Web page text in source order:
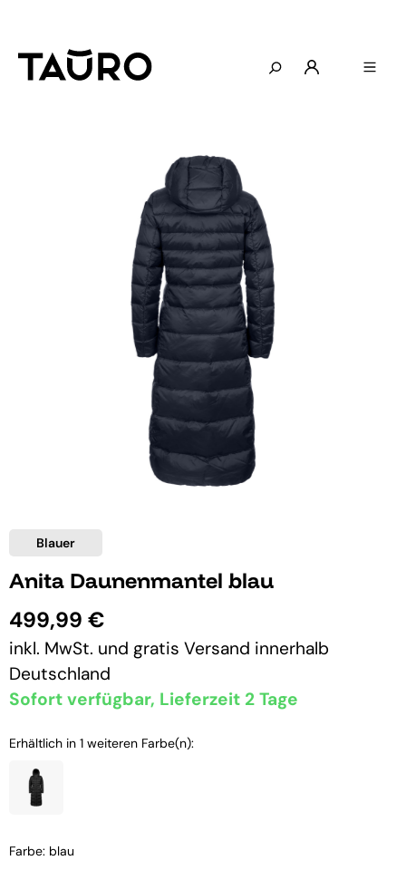
Blauer
Anita Daunenmantel blau
499,99 €
inkl. MwSt. und gratis Versand innerhalb
Deutschland
Sofort verfügbar, Lieferzeit 2 Tage
Erhältlich in 1 weiteren Farbe(n):
Farbe: blau